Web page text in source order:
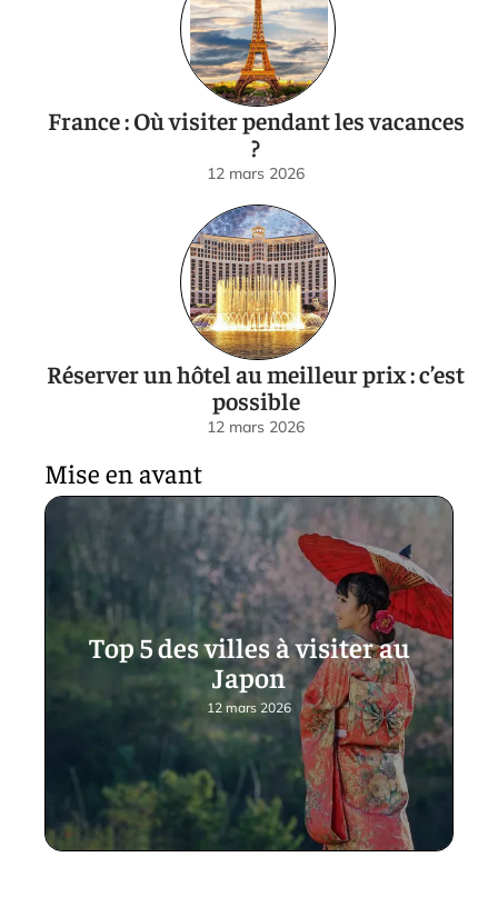
France : Où visiter pendant les vacances
?
12 mars 2026
Réserver un hôtel au meilleur prix : c’est
possible
12 mars 2026
Mise en avant
Top 5 des villes à visiter au
Japon
12 mars 2026